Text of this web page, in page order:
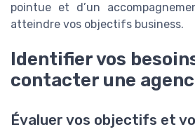
pointue et d’un
atteindre vos objectifs business.
Identifier vos
contacter une
Évaluer vos objectifs et